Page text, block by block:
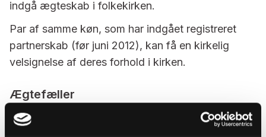
indgå ægteskab i folkekirken.
Par af samme køn, som har indgået registreret
partnerskab (før juni 2012), kan få en kirkelig
velsignelse af deres forhold i kirken.
Ægtefæller
Samtidig med lovændringen blev ritual til vielse og